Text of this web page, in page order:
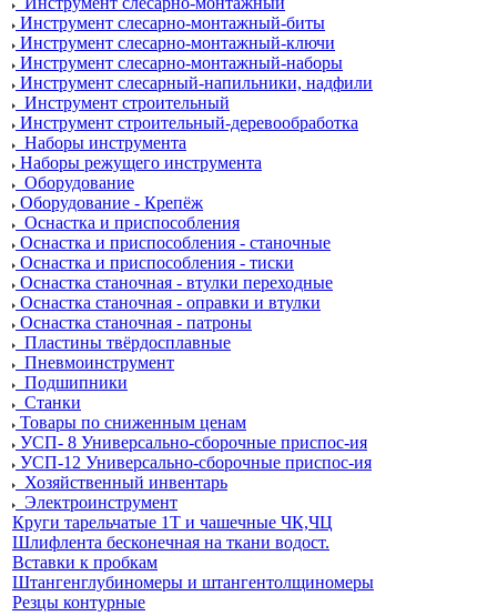
Инструмент слесарно-монтажный-биты
Инструмент слесарно-монтажный-ключи
Инструмент слесарно-монтажный-наборы
Инструмент слесарный-напильники, надфили
Инструмент строительный
Инструмент строительный-деревообработка
Наборы инструмента
Наборы режущего инструмента
Оборудование
Оборудование - Крепёж
Оснастка и приспособления
Оснастка и приспособления - станочные
Оснастка и приспособления - тиски
Оснастка станочная - втулки переходные
Оснастка станочная - оправки и втулки
Оснастка станочная - патроны
Пластины твёрдосплавные
Пневмоинструмент
Подшипники
Станки
Товары по сниженным ценам
УСП- 8 Универсально-сборочные приспос-ия
УСП-12 Универсально-сборочные приспос-ия
Хозяйственный инвентарь
Электроинструмент
Круги тарельчатые 1Т и чашечные ЧК,ЧЦ
Шлифлента бесконечная на ткани водост.
Вставки к пробкам
Штангенглубиномеры и штангентолщиномеры
Резцы контурные